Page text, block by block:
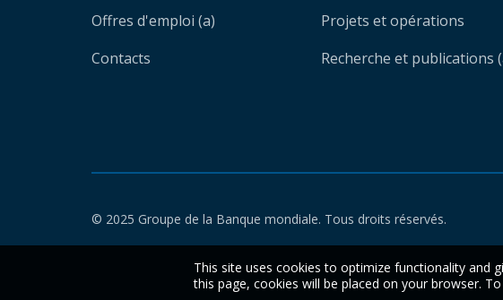
Offres d'emploi (a)
Contacts
Projets et opérations
Recherche et publications
© 2025 Groupe de la Banque mondiale. Tous droits réservés.
This site uses cookies to optimize functionality and
this page, cookies will be placed on your browser.